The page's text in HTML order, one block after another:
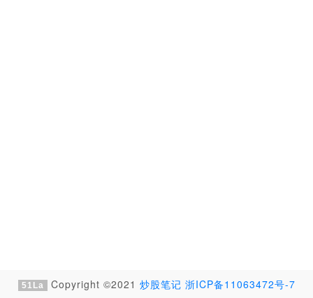
51La Copyright ©2021 炒股笔记 浙ICP备11063472号-7